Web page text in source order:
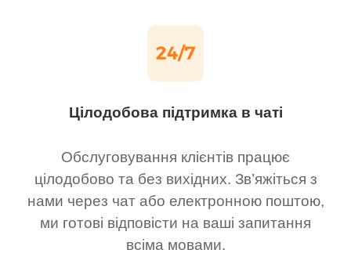
Цілодобова підтримка в чаті
Обслуговування клієнтів працює
цілодобово та без вихідних. Зв’яжіться з
нами через чат або електронною поштою,
ми готові відповісти на ваші запитання
всіма мовами.